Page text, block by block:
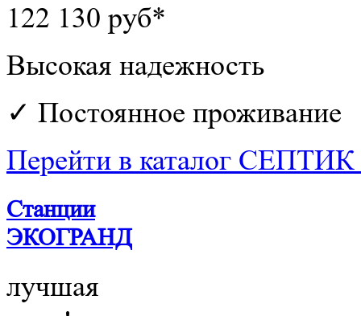
122 130 руб*
Высокая надежность
✓ Постоянное проживание
Перейти в каталог
Станции
ЭКОГРАНД
лучшая